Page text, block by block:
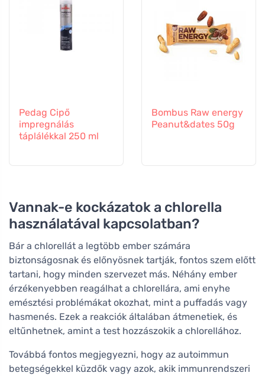
Pedag Cipő
impregnálás
táplálékkal 250 ml
Bombus Raw energy
Peanut&dates 50g
Vannak-e kockázatok a chlorella
használatával kapcsolatban?
Bár a chlorellát a legtöbb ember számára
biztonságosnak és előnyösnek tartják, fontos szem előtt
tartani, hogy minden szervezet más. Néhány ember
érzékenyebben reagálhat a chlorellára, ami enyhe
emésztési problémákat okozhat, mint a puffadás vagy
hasmenés. Ezek a reakciók általában átmenetiek, és
eltűnhetnek, amint a test hozzászokik a chlorellához.
Továbbá fontos megjegyezni, hogy az autoimmun
betegségekkel küzdők vagy azok, akik immunrendszeri